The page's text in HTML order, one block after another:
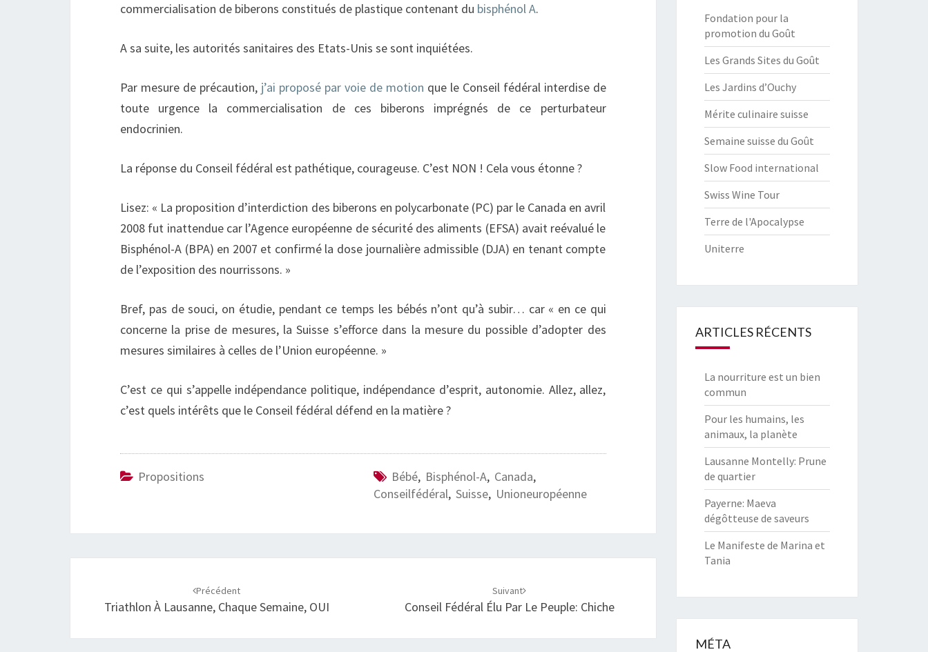
commercialisation de biberons constitués de plastique contenant du bisphénol A.
A sa suite, les autorités sanitaires des Etats-Unis se sont inquiétées.
Par mesure de précaution, j’ai proposé par voie de motion que le Conseil fédéral interdise de
toute urgence la commercialisation de ces biberons imprégnés de ce perturbateur
endocrinien.
La réponse du Conseil fédéral est pathétique, courageuse. C’est NON ! Cela vous étonne ?
Lisez: « La proposition d’interdiction des biberons en polycarbonate (PC) par le Canada en avril
2008 fut inattendue car l’Agence européenne de sécurité des aliments (EFSA) avait reévalué le
Bisphénol-A (BPA) en 2007 et confirmé la dose journalière admissible (DJA) en tenant compte
de l’exposition des nourrissons. »
Bref, pas de souci, on étudie, pendant ce temps les bébés n’ont qu’à subir… car « en ce qui
concerne la prise de mesures, la Suisse s’efforce dans la mesure du possible d’adopter des
mesures similaires à celles de l’Union européenne. »
C’est ce qui s’appelle indépendance politique, indépendance d’esprit, autonomie. Allez, allez,
c’est quels intérêts que le Conseil fédéral défend en la matière ?
Propositions Bébé, Bisphénol-A, Canada,
Conseilfédéral, Suisse, Unioneuropéenne
Précédent
Triathlon À Lausanne, Chaque Semaine, OUI
Suivant
Conseil Fédéral Élu Par Le Peuple: Chiche
Fondation pour la
promotion du Goût
Les Grands Sites du Goût
Les Jardins d’Ouchy
Mérite culinaire suisse
Semaine suisse du Goût
Slow Food international
Swiss Wine Tour
Terre de l'Apocalypse
Uniterre
ARTICLES RÉCENTS
La nourriture est un bien
commun
Pour les humains, les
animaux, la planète
Lausanne Montelly: Prune
de quartier
Payerne: Maeva
dégôtteuse de saveurs
Le Manifeste de Marina et
Tania
MÉTA